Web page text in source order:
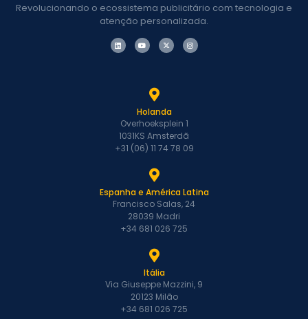
Revolucionando o ecossistema publicitário com tecnologia e
atenção personalizada.
Holanda
Overhoeksplein 1
1031KS Amsterdã
+31 (06) 11 74 78 09
Espanha e América Latina
Francisco Salas, 24
28039 Madri
+34 681 026 725
Itália
Via Giuseppe Mazzini, 9
20123 Milão
+34 681 026 725